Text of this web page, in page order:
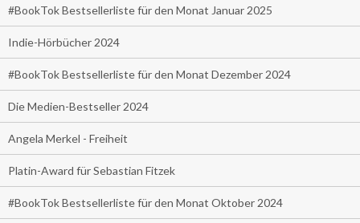
#BookTok Bestsellerliste für den Monat Januar 2025
Indie-Hörbücher 2024
#BookTok Bestsellerliste für den Monat Dezember 2024
Die Medien-Bestseller 2024
Angela Merkel - Freiheit
Platin-Award für Sebastian Fitzek
#BookTok Bestsellerliste für den Monat Oktober 2024